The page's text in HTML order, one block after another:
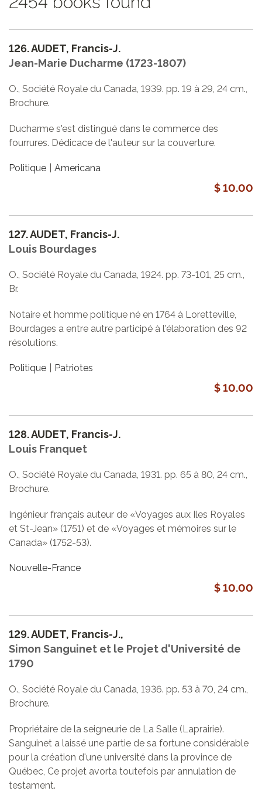
126.AUDET, Francis-J.
Jean-Marie Ducharme (1723-1807)
O., Société Royale du Canada, 1939. pp. 19 à 29, 24 cm.,
Brochure.
Ducharme s'est distingué dans le commerce des
fourrures. Dédicace de l'auteur sur la couverture.
Politique Americana
$ 10.00
127.AUDET, Francis-J.
Louis Bourdages
O., Société Royale du Canada, 1924. pp. 73-101, 25 cm.,
Br.
Notaire et homme politique né en 1764 à Loretteville,
Bourdages a entre autre participé à l'élaboration des 92
résolutions.
Politique Patriotes
$ 10.00
128.AUDET, Francis-J.
Louis Franquet
O., Société Royale du Canada, 1931. pp. 65 à 80, 24 cm.,
Brochure.
Ingénieur français auteur de «Voyages aux Iles Royales
et St-Jean» (1751) et de «Voyages et mémoires sur le
Canada» (1752-53).
Nouvelle-France
$ 10.00
129.AUDET, Francis-J.,
Simon Sanguinet et le Projet d'Université de
1790
O., Société Royale du Canada, 1936. pp. 53 à 70, 24 cm.,
Brochure.
Propriétaire de la seigneurie de La Salle (Laprairie).
Sanguinet a laissé une partie de sa fortune considérable
pour la création d'une université dans la province de
Québec, Ce projet avorta toutefois par annulation de
testament.